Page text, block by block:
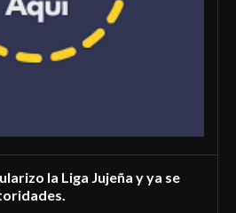
la Liga Jujeña y ya se